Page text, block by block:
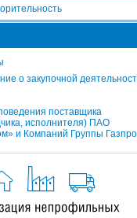
о закупочной
поставщика
исполнителя) ПАО
и Компаний Группы